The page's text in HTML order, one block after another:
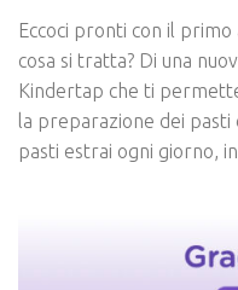
Eccoci pronti con il
cosa si tratta? Di una
Kindertap che ti
la preparazione dei
pasti estrai ogni giorno,